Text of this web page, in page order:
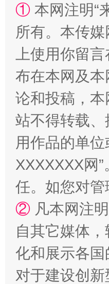
站台名比不上好
漫山遍野的桃花与雪山、
① 本网注明“
所有。本传
上使用你留
布在本网及
论和投稿，
站不得转载
用作品的单
XXXXXXX网
任。如您对
② 凡本网注
自其它媒体
化和展示各
对于建设创